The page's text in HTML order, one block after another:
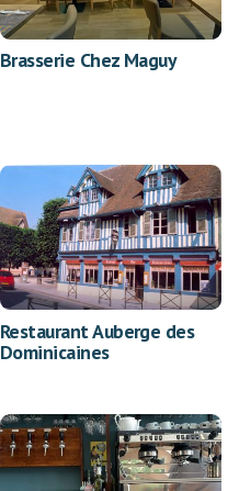
Brasserie Chez Maguy
Restaurant Auberge des
Dominicaines